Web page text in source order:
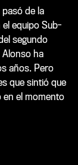
de la
equipo Sub-
segundo
Alonso ha
años. Pero
que sintió que
en el momento